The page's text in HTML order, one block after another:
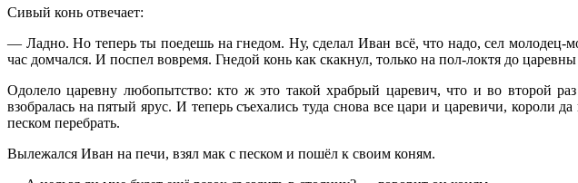
Сивый конь отвечает:
— Ладно. Но теперь ты поедешь на гнедом. Ну, сделал Иван всё, что надо, сел молодец-
час домчался. И поспел вовремя. Гнедой конь как скакнул, только на пол-локтя до
Одолело царевну любопытство: кто ж это такой храбрый царевич, что и во второй
взобралась на пятый ярус. И теперь съехались туда снова все цари и царевичи,
песком перебрать.
Вылежался Иван на печи, взял мак с песком и пошёл к своим коням.